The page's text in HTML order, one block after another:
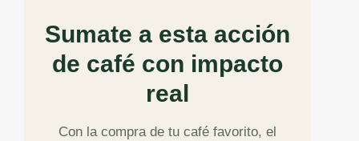
Sumate a esta acción
de café con impacto
real
Con la compra de tu café favorito, el